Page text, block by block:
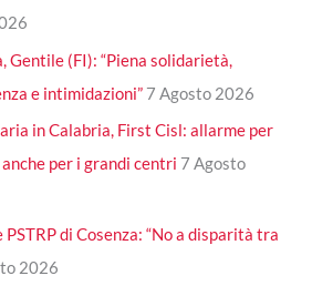
Gentile (FI): “Piena solidarietà,
e intimidazioni” 7 Agosto 2026
in Calabria, First Cisl: allarme per
per i grandi centri 7 Agosto
di Cosenza: “No a disparità tra
2026